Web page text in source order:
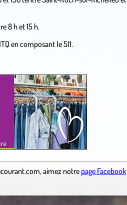
8 h et 15 h.
en composant le 511.
,aimez notre page Facebook